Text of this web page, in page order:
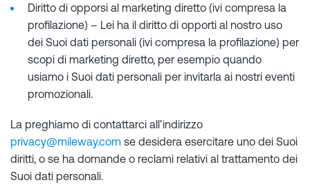
Diritto di opporsi al marketing diretto (ivi compresa la
profilazione) – Lei ha il diritto di opporti al nostro uso
dei Suoi dati personali (ivi compresa la profilazione) per
scopi di marketing diretto, per esempio quando
usiamo i Suoi dati personali per invitarla ai nostri eventi
promozionali.
La preghiamo di contattarci all’indirizzo
privacy@mileway.com se desidera esercitare uno dei Suoi
diritti, o se ha domande o reclami relativi al trattamento dei
Suoi dati personali.